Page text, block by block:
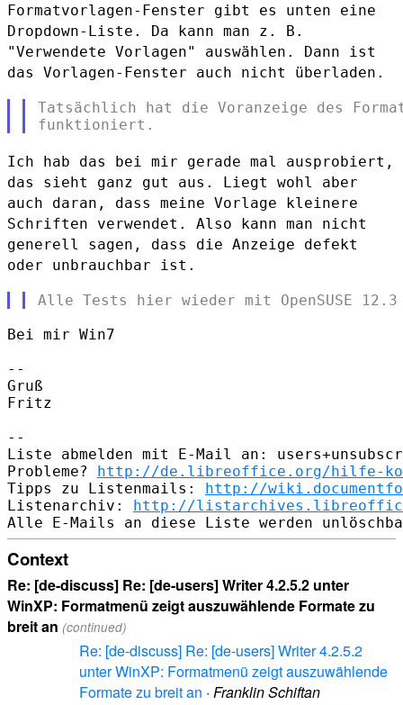
Formatvorlagen-Fenster gibt es unten eine
Dropdown-Liste. Da kann man z. B.
"Verwendete Vorlagen" auswählen. Dann ist
das Vorlagen-Fenster auch nicht überladen.
Tatsächlich hat die Voranzeige des
Ich hab das bei mir gerade mal ausprobiert,
das sieht ganz gut aus. Liegt wohl aber
auch daran, dass meine Vorlage kleinere
Schriften verwendet. Also kann man nicht
generell sagen, dass die Anzeige defekt
oder unbrauchbar ist.
Bei mir Win7
--
Gruß
Fritz
--
Liste abmelden mit E-Mail an:
Probleme? http://de.libreoffice.org/hilfe-
Tipps zu Listenmails: http://
Listenarchiv: http://
Context
Re: [de-discuss] Re: [de-users] Writer 4.2.5.2 unter
WinXP: Formatmenü zeigt auszuwählende Formate zu
breit an (continued)
Re: [de-discuss] Re: [de-users] Writer 4.2.5.2
unter WinXP: Formatmenü zeigt auszuwählende
Formate zu breit an · Franklin Schiftan